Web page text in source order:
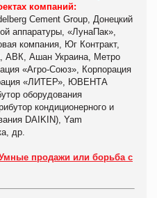
компаний:
Cement Group, Донецкий
аппаратуры, «ЛунаПак»,
компания, Юг Контракт,
АВК, Ашан Украина, Метро
«Агро-Союз», Корпорация
«ЛИТЕР», ЮВЕНТА
оборудования
кондиционерного и
DAIKIN), Yam
др.
продажи или борьба с